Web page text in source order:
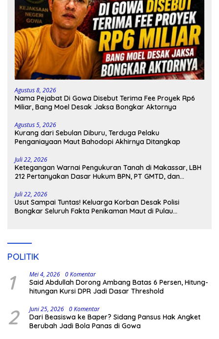
Agustus 8, 2026
Nama Pejabat Di Gowa Disebut Terima Fee Proyek Rp6
Miliar, Bang Moel Desak Jaksa Bongkar Aktornya
Agustus 5, 2026
Kurang dari Sebulan Diburu, Terduga Pelaku
Penganiayaan Maut Bahodopi Akhirnya Ditangkap
Juli 22, 2026
Ketegangan Warnai Pengukuran Tanah di Makassar, LBH
212 Pertanyakan Dasar Hukum BPN, PT GMTD, dan
Juli 22, 2026
Usut Sampai Tuntas! Keluarga Korban Desak Polisi
Bongkar Seluruh Fakta Penikaman Maut di Pulau
POLITIK
1 Mei 4, 2026 0 Komentar
Said Abdullah Dorong Ambang Batas 6 Persen, Hitung-
hitungan Kursi DPR Jadi Dasar Threshold
2 Juni 25, 2026 0 Komentar
Dari Beasiswa ke Baper? Sidang Pansus Hak Angket
Berubah Jadi Bola Panas di Gowa